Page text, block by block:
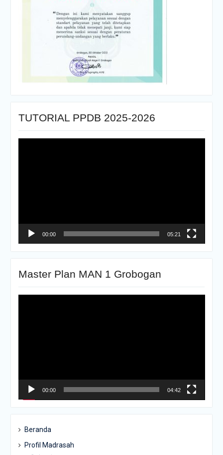
TUTORIAL PPDB 2025-2026
00:00 05:21
Master Plan MAN 1 Grobogan
00:00 04:42
Beranda
Profil Madrasah